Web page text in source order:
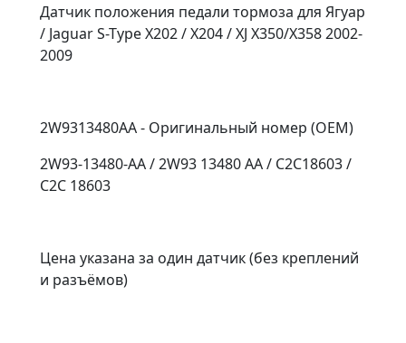
Датчик положения педали тормоза для Ягуар
/ Jaguar S-Type X202 / X204 / XJ X350/X358 2002-
2009
2W9313480AA - Оригинальный номер (OEM)
2W93-13480-AA / 2W93 13480 AA / C2C18603 /
C2C 18603
Цена указана за один датчик (без креплений
и разъёмов)